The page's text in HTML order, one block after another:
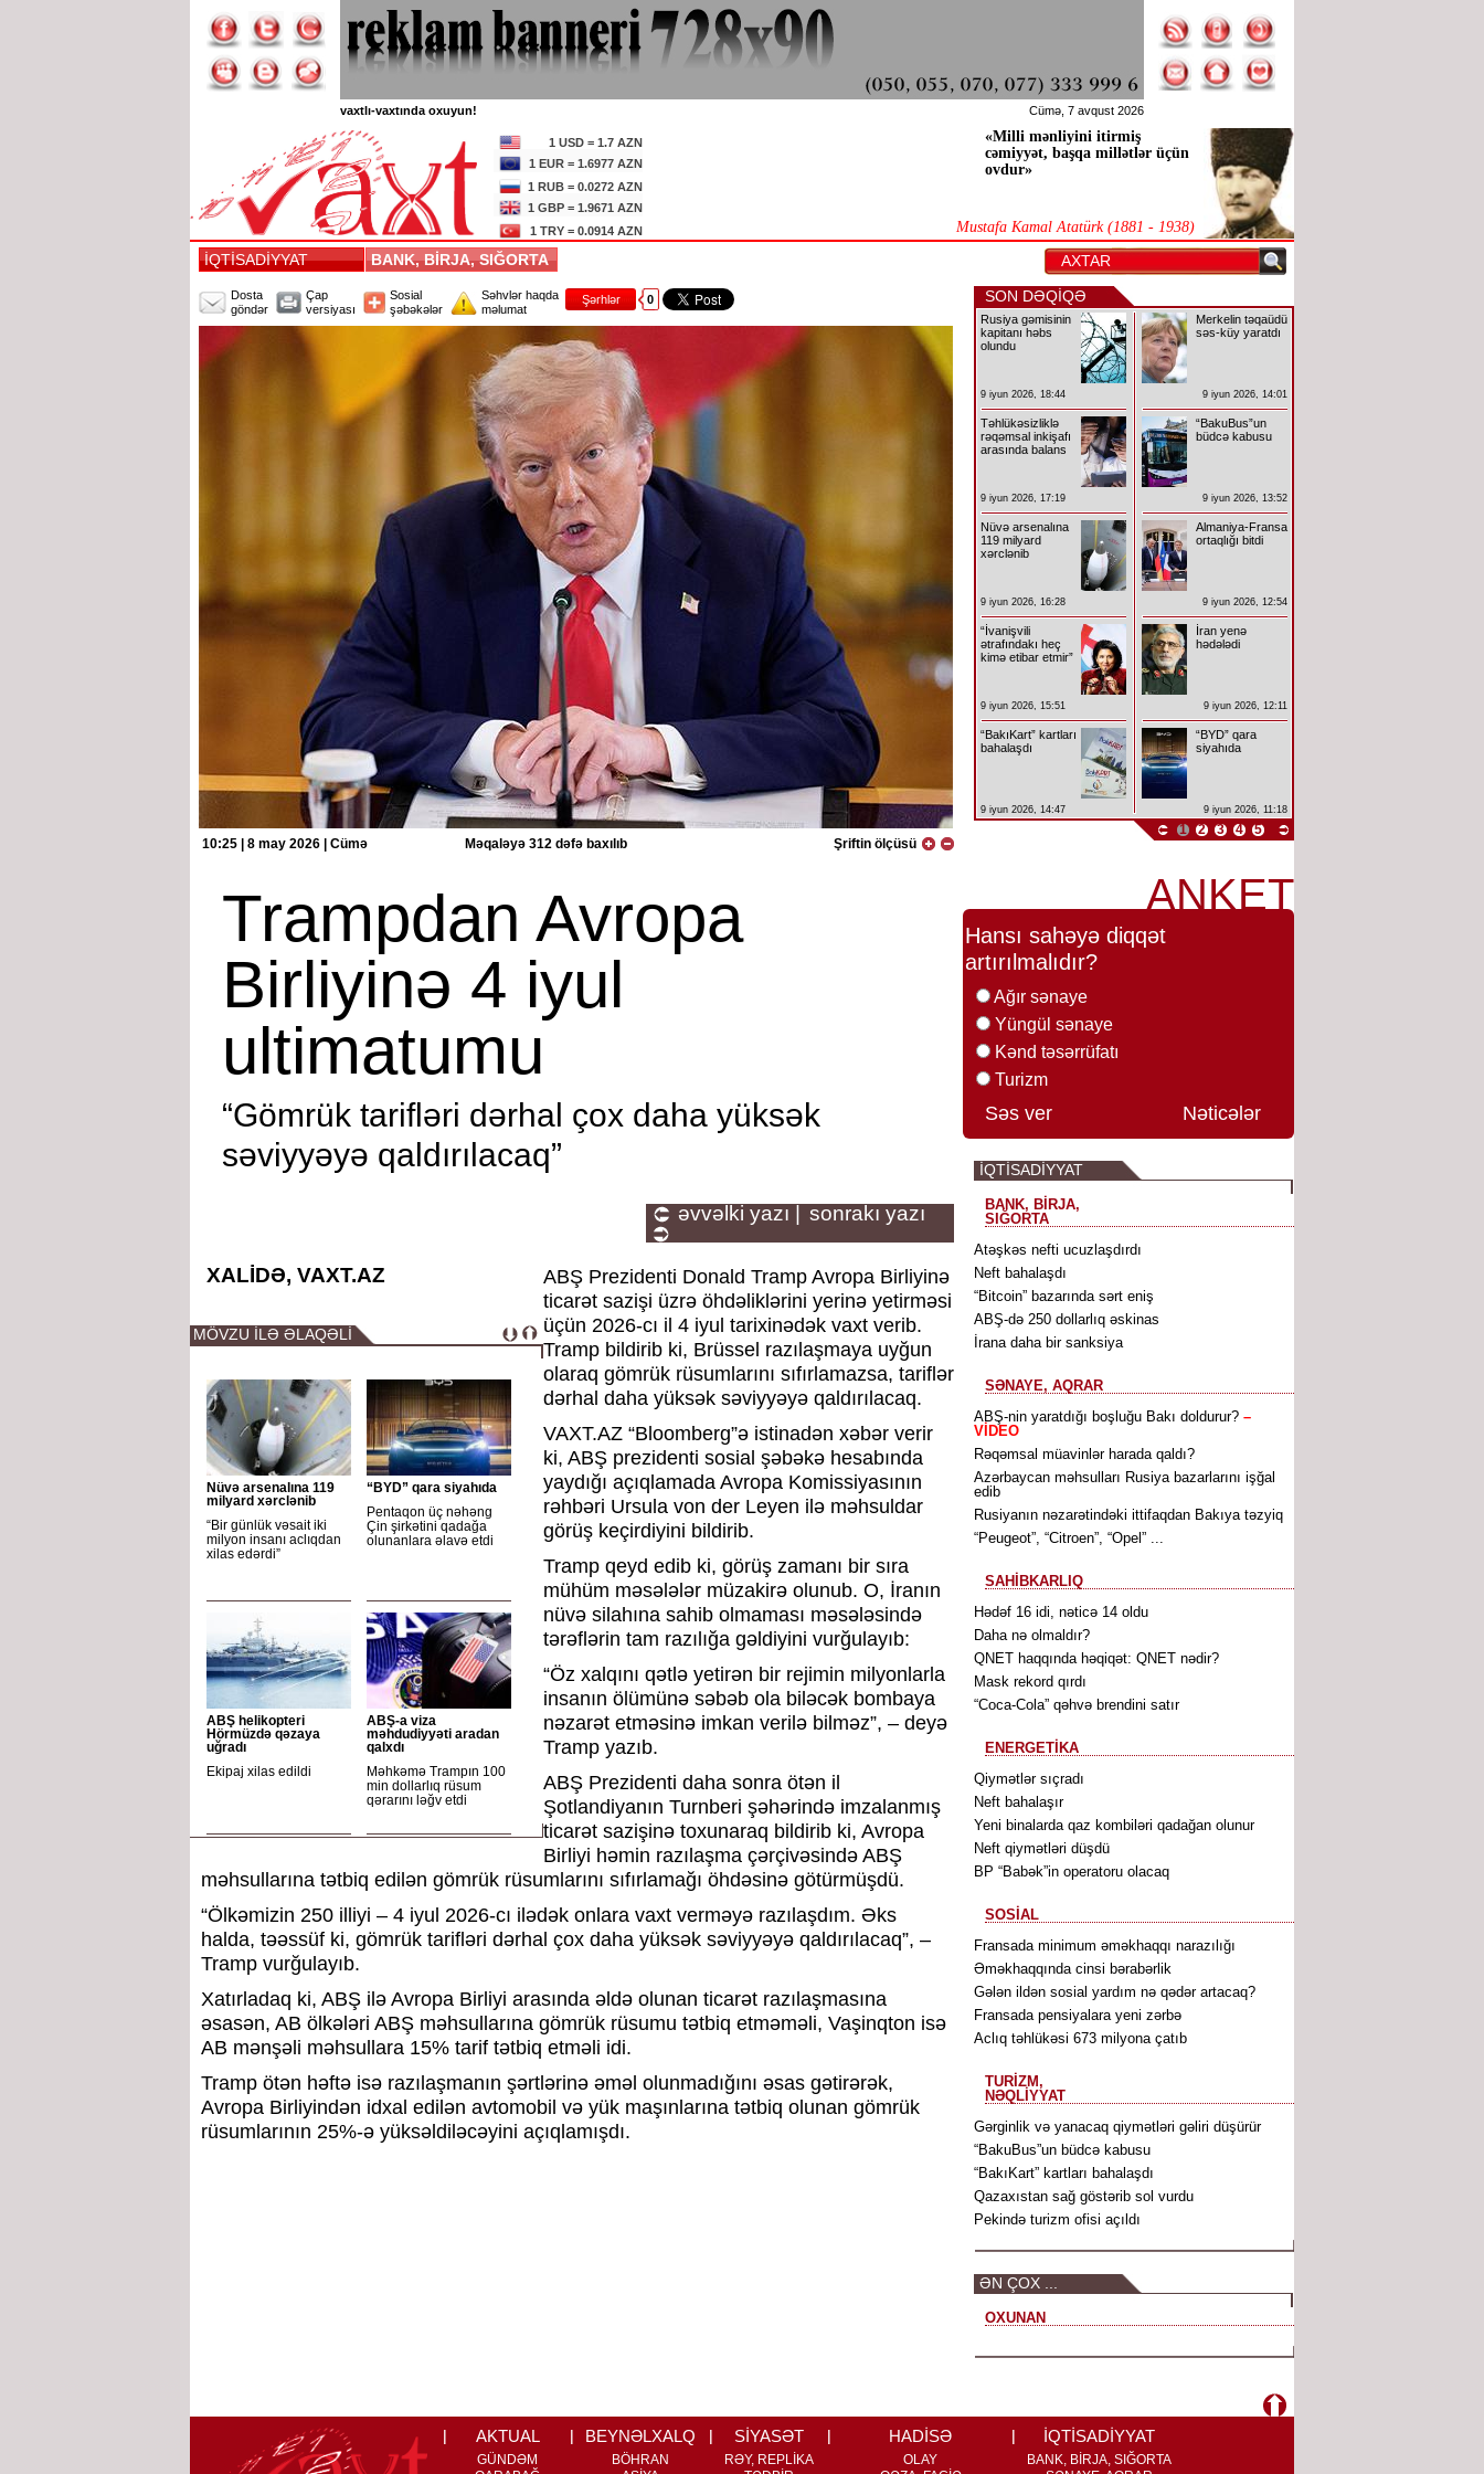
vaxtlı-vaxtında oxuyun! Cümə, 7 avqust 2026
1 USD = 1.7 AZN
1 EUR = 1.6977 AZN
1 RUB = 0.0272 AZN
1 GBP = 1.9671 AZN
1 TRY = 0.0914 AZN
«Milli mənliyini itirmiş
cəmiyyət, başqa millətlər üçün
ovdur»
Mustafa Kamal Atatürk (1881 - 1938)
İQTİSADİYYAT BANK, BİRJA, SIĞORTA
Dosta
göndər
Çap
versiyası
Sosial
şəbəkələr
Səhvlər haqda
məlumat
Şərhlər 0
10:25 | 8 may 2026 | Cümə Məqaləyə 312 dəfə baxılıb Şriftin ölçüsü
Trampdan Avropa
Birliyinə 4 iyul
ultimatumu
“Gömrük tarifləri dərhal çox daha yüksək
səviyyəyə qaldırılacaq”
əvvəlki yazı | sonrakı yazı
XALİDƏ, VAXT.AZ
MÖVZU İLƏ ƏLAQƏLİ
Nüvə arsenalına 119
milyard xərclənib
“Bir günlük vəsait iki
milyon insanı aclıqdan
xilas edərdi”
“BYD” qara siyahıda
Pentaqon üç nəhəng
Çin şirkətini qadağa
olunanlara əlavə etdi
ABŞ helikopteri
Hörmüzdə qəzaya
uğradı
Ekipaj xilas edildi
ABŞ-a viza
məhdudiyyəti aradan
qalxdı
Məhkəmə Trampın 100
min dollarlıq rüsum
qərarını ləğv etdi
ABŞ Prezidenti Donald Tramp Avropa Birliyinə
ticarət sazişi üzrə öhdəliklərini yerinə yetirməsi
üçün 2026-cı il 4 iyul tarixinədək vaxt verib.
Tramp bildirib ki, Brüssel razılaşmaya uyğun
olaraq gömrük rüsumlarını sıfırlamazsa, tariflər
dərhal daha yüksək səviyyəyə qaldırılacaq.
VAXT.AZ “Bloomberg”ə istinadən xəbər verir
ki, ABŞ prezidenti sosial şəbəkə hesabında
yaydığı açıqlamada Avropa Komissiyasının
rəhbəri Ursula von der Leyen ilə məhsuldar
görüş keçirdiyini bildirib.
Tramp qeyd edib ki, görüş zamanı bir sıra
mühüm məsələlər müzakirə olunub. O, İranın
nüvə silahına sahib olmaması məsələsində
tərəflərin tam razılığa gəldiyini vurğulayıb:
“Öz xalqını qətlə yetirən bir rejimin milyonlarla
insanın ölümünə səbəb ola biləcək bombaya
nəzarət etməsinə imkan verilə bilməz”, – deyə
Tramp yazıb.
ABŞ Prezidenti daha sonra ötən il
Şotlandiyanın Turnberi şəhərində imzalanmış
ticarət sazişinə toxunaraq bildirib ki, Avropa
Birliyi həmin razılaşma çərçivəsində ABŞ
məhsullarına tətbiq edilən gömrük rüsumlarını sıfırlamağı öhdəsinə götürmüşdü.
“Ölkəmizin 250 illiyi – 4 iyul 2026-cı ilədək onlara vaxt verməyə razılaşdım. Əks
halda, təəssüf ki, gömrük tarifləri dərhal çox daha yüksək səviyyəyə qaldırılacaq”, –
Tramp vurğulayıb.
Xatırladaq ki, ABŞ ilə Avropa Birliyi arasında əldə olunan ticarət razılaşmasına
əsasən, AB ölkələri ABŞ məhsullarına gömrük rüsumu tətbiq etməməli, Vaşinqton isə
AB mənşəli məhsullara 15% tarif tətbiq etməli idi.
Tramp ötən həftə isə razılaşmanın şərtlərinə əməl olunmadığını əsas gətirərək,
Avropa Birliyindən idxal edilən avtomobil və yük maşınlarına tətbiq olunan gömrük
rüsumlarının 25%-ə yüksəldiləcəyini açıqlamışdı.
SON DƏQİQƏ
Rusiya gəmisinin
kapitanı həbs
olundu
9 iyun 2026, 18:44
Təhlükəsizliklə
rəqəmsal inkişafı
arasında balans
9 iyun 2026, 17:19
Nüvə arsenalına
119 milyard
xərclənib
9 iyun 2026, 16:28
“İvanişvili
ətrafındakı heç
kimə etibar etmir”
9 iyun 2026, 15:51
“BakıKart” kartları
bahalaşdı
9 iyun 2026, 14:47
Merkelin təqaüdü
səs-küy yaratdı
9 iyun 2026, 14:01
“BakuBus”un
büdcə kabusu
9 iyun 2026, 13:52
Almaniya-Fransa
ortaqlığı bitdi
9 iyun 2026, 12:54
İran yenə
hədələdi
9 iyun 2026, 12:11
“BYD” qara
siyahıda
9 iyun 2026, 11:18
1 2 3 4 5
ANKET
Hansı sahəyə diqqət
artırılmalıdır?
Ağır sənaye
Yüngül sənaye
Kənd təsərrüfatı
Turizm
Səs ver Nəticələr
İQTİSADİYYAT
BANK, BİRJA,
SIĞORTA
Atəşkəs nefti ucuzlaşdırdı
Neft bahalaşdı
“Bitcoin” bazarında sərt eniş
ABŞ-də 250 dollarlıq əskinas
İrana daha bir sanksiya
SƏNAYE, AQRAR
ABŞ-nin yaratdığı boşluğu Bakı doldurur? –
VİDEO
Rəqəmsal müavinlər harada qaldı?
Azərbaycan məhsulları Rusiya bazarlarını işğal
edib
Rusiyanın nəzarətindəki ittifaqdan Bakıya təzyiq
“Peugeot”, “Citroen”, “Opel” ...
SAHİBKARLIQ
Hədəf 16 idi, nəticə 14 oldu
Daha nə olmaldır?
QNET haqqında həqiqət: QNET nədir?
Mask rekord qırdı
“Coca-Cola” qəhvə brendini satır
ENERGETİKA
Qiymətlər sıçradı
Neft bahalaşır
Yeni binalarda qaz kombiləri qadağan olunur
Neft qiymətləri düşdü
BP “Babək”in operatoru olacaq
SOSİAL
Fransada minimum əməkhaqqı narazılığı
Əməkhaqqında cinsi bərabərlik
Gələn ildən sosial yardım nə qədər artacaq?
Fransada pensiyalara yeni zərbə
Aclıq təhlükəsi 673 milyona çatıb
TURİZM,
NƏQLİYYAT
Gərginlik və yanacaq qiymətləri gəliri düşürür
“BakuBus”un büdcə kabusu
“BakıKart” kartları bahalaşdı
Qazaxıstan sağ göstərib sol vurdu
Pekində turizm ofisi açıldı
ƏN ÇOX ...
OXUNAN
AKTUAL
GÜNDƏM
BEYNƏLXALQ
BÖHRAN
SİYASƏT
RƏY, REPLİKA
HADİSƏ
OLAY
İQTİSADİYYAT
BANK, BİRJA, SIĞORTA